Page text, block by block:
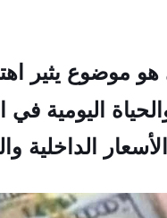
هو موضوع يثير
اليومية
الداخلية